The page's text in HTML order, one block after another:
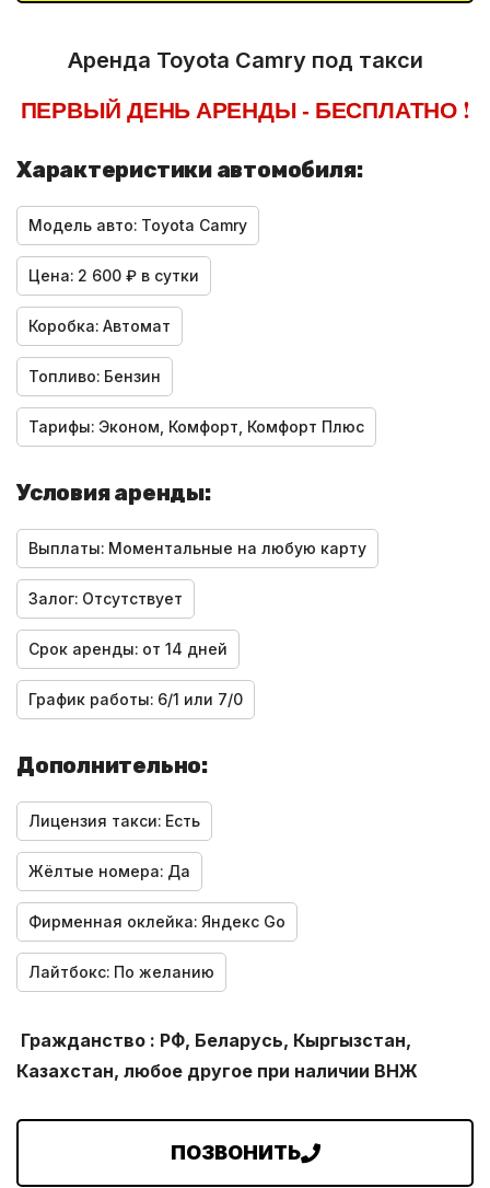
Аренда Toyota Camry под такси
ПЕРВЫЙ ДЕНЬ АРЕНДЫ - БЕСПЛАТНО !
Характеристики автомобиля:
Модель авто: Toyota Camry
Цена: 2 600 ₽ в сутки
Коробка: Автомат
Топливо: Бензин
Тарифы: Эконом, Комфорт, Комфорт Плюс
Условия аренды:
Выплаты: Моментальные на любую карту
Залог: Отсутствует
Срок аренды: от 14 дней
График работы: 6/1 или 7/0
Дополнительно:
Лицензия такси: Есть
Жёлтые номера: Да
Фирменная оклейка: Яндекс Go
Лайтбокс: По желанию
Гражданство : РФ, Беларусь, Кыргызстан,
Казахстан, любое другое при наличии ВНЖ
ПОЗВОНИТЬ